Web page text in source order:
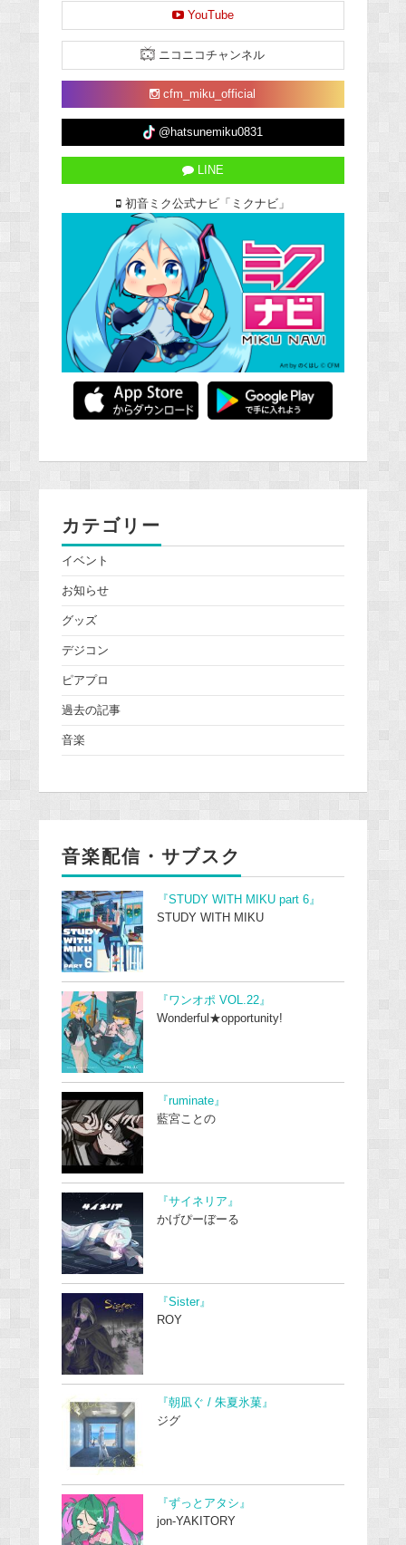
YouTube
ニコニコチャンネル
cfm_miku_official
@hatsunemiku0831
LINE
初音ミク公式ナビ「ミクナビ」
カテゴリー
イベント
お知らせ
グッズ
デジコン
ピアプロ
過去の記事
音楽
音楽配信・サブスク
『STUDY WITH MIKU part 6』
STUDY WITH MIKU
『ワンオポ VOL.22』
Wonderful★opportunity!
『ruminate』
藍宮ことの
『サイネリア』
かげぴーぼーる
『Sister』
ROY
『朝凪ぐ / 朱夏氷菓』
ジグ
『ずっとアタシ』
jon-YAKITORY